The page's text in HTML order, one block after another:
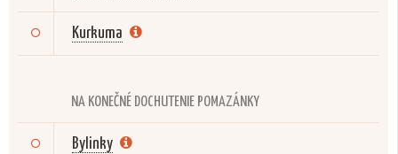
Kurkuma
NA KONEČNÉ DOCHUTENIE POMAZÁNKY
Bylinky